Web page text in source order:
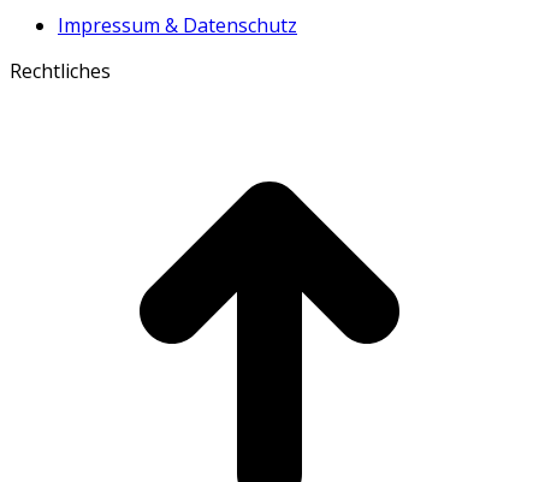
Impressum & Datenschutz
Rechtliches